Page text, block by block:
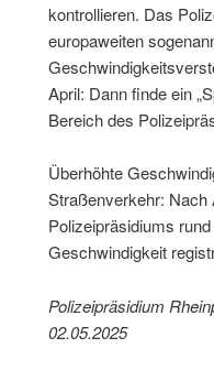
kontrollieren. Das
europaweiten
April: Dann finde ein
Bereich des
Überhöhte
Straßenverkehr: Nach
Polizeipräsidiums
Geschwindigkeit
Polizeipräsidium
02.05.2025